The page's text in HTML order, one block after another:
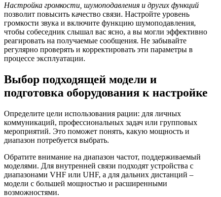
Настройка громкости, шумоподавления и других функций
позволит повысить качество связи. Настройте уровень
громкости звука и включите функцию шумоподавления,
чтобы собеседник слышал вас ясно, а вы могли эффективно
реагировать на получаемые сообщения. Не забывайте
регулярно проверять и корректировать эти параметры в
процессе эксплуатации.
Выбор подходящей модели и
подготовка оборудования к настройке
Определите цели использования рации: для личных
коммуникаций, профессиональных задач или групповых
мероприятий. Это поможет понять, какую мощность и
диапазон потребуется выбрать.
Обратите внимание на диапазон частот, поддерживаемый
моделями. Для внутренней связи подходят устройства с
диапазонами VHF или UHF, а для дальних дистанций –
модели с большей мощностью и расширенными
возможностями.